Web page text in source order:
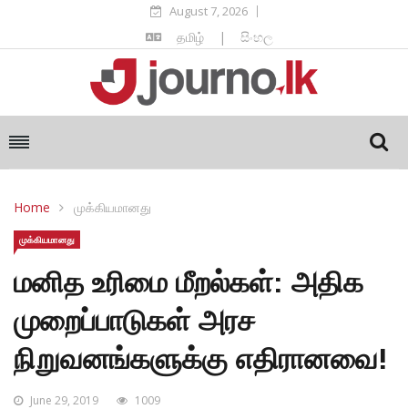
August 7, 2026
தமிழ் | සිංහල
Home முக்கியமானது
முக்கியமானது
மனித உரிமை மீறல்கள்: அதிக
முறைப்பாடுகள் அரச
நிறுவனங்களுக்கு எதிரானவை!
June 29, 2019 1009